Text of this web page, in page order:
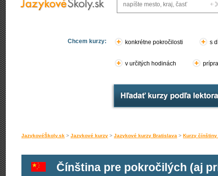
Chcem kurzy: konkrétne pokročilosti s
v určitých hodinách
JazykovéŠkoly.sk > Jazykové kurzy > Jazykové kurzy Bratislava > Kurzy
Čínština pre pokročilých (aj